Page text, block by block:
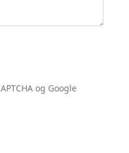
og Google